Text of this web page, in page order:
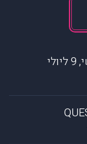
יום חמישי, 9 ליולי